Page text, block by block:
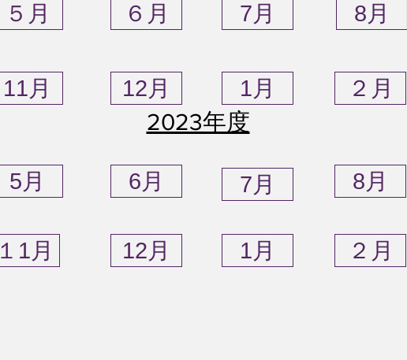
５月 ６月 7月 8月
11月 12月 1月 ２月
​2023年度
5月 6月 7月 8月
１1月 12月 1月 ２月